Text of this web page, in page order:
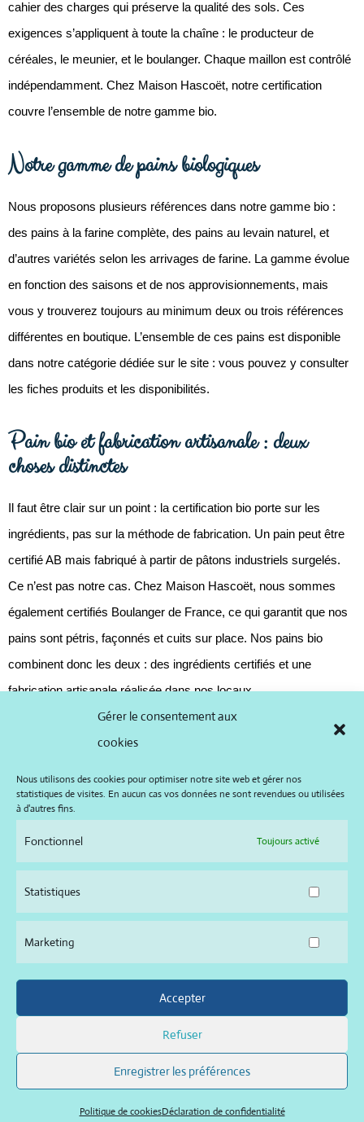
Gérer le consentement aux
cookies
Nous utilisons des cookies pour optimiser notre site web et gérer nos
statistiques de visites. En aucun cas vos données ne sont revendues ou utilisées
à d'autres fins.
Fonctionnel Toujours activé
Statistiques
Marketing
Accepter
Refuser
Enregistrer les préférences
Politique de cookiesDéclaration de confidentialité
cahier des charges qui préserve la qualité des sols. Ces
exigences s’appliquent à toute la chaîne : le producteur de
céréales, le meunier, et le boulanger. Chaque maillon est contrôlé
indépendamment. Chez Maison Hascoët, notre certification
couvre l’ensemble de notre gamme bio.
Notre gamme de pains biologiques
Nous proposons plusieurs références dans notre gamme bio :
des pains à la farine complète, des pains au levain naturel, et
d’autres variétés selon les arrivages de farine. La gamme évolue
en fonction des saisons et de nos approvisionnements, mais
vous y trouverez toujours au minimum deux ou trois références
différentes en boutique. L’ensemble de ces pains est disponible
dans notre catégorie dédiée sur le site : vous pouvez y consulter
les fiches produits et les disponibilités.
Pain bio et fabrication artisanale : deux
choses distinctes
Il faut être clair sur un point : la certification bio porte sur les
ingrédients, pas sur la méthode de fabrication. Un pain peut être
certifié AB mais fabriqué à partir de pâtons industriels surgelés.
Ce n’est pas notre cas. Chez Maison Hascoët, nous sommes
également certifiés Boulanger de France, ce qui garantit que nos
pains sont pétris, façonnés et cuits sur place. Nos pains bio
combinent donc les deux : des ingrédients certifiés et une
fabrication artisanale réalisée dans nos locaux.
Trouver nos pains bio sur la Côte de Granit
Rose
Nos pains biologiques sont disponibles chaque matin à Perros-
Guirec et à Ploubezre. Les stocks varient selon les jours et la
saison. Pour être sûr de trouver la référence qui vous intéresse,
nous vous conseillons de venir en début de matinée ou de nous
appeler la veille. Vous pouvez également consulter notre gamme
complète en ligne et passer commande en appelant notre
boulangerie de Perros-Guirec ou de Ploubezre.
Maison Hascoet © 2026 –politiques de cookies – gérer le
déclaration de confidentialité
légales
Réalisation web Tregor Graphik